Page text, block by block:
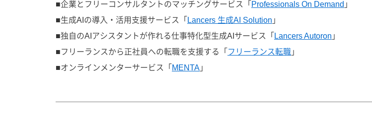
■企業とフリーコンサルタントのマッチングサービス「 Professionals On Demand 」
■生成AIの導入・活用支援サービス「 Lancers 生成AI Solution 」
■独自のAIアシスタントが作れる仕事特化型生成AIサービス「 Lancers Autoron 」
■フリーランスから正社員への転職を支援する「 フリーランス転職 」
■オンラインメンターサービス「 MENTA 」